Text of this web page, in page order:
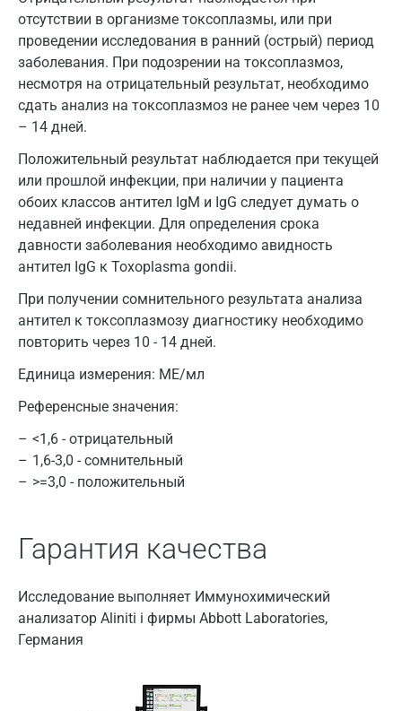
отсутствии в организме токсоплазмы, или при
проведении исследования в ранний (острый) период
заболевания. При подозрении на токсоплазмоз,
несмотря на отрицательный результат, необходимо
сдать анализ на токсоплазмоз не ранее чем через 10
– 14 дней.
Положительный результат наблюдается при текущей
или прошлой инфекции, при наличии у пациента
обоих классов антител IgM и IgG следует думать о
недавней инфекции. Для определения срока
давности заболевания необходимо авидность
антител IgG к Toxoplasma gondii.
При получении сомнительного результата анализа
антител к токсоплазмозу диагностику необходимо
повторить через 10 - 14 дней.
Единица измерения: МЕ/мл
Референсные значения:
<1,6 - отрицательный
1,6-3,0 - сомнительный
>=3,0 - положительный
Гарантия качества
Исследование выполняет Иммунохимический
анализатор Aliniti i фирмы Abbott Laboratories,
Германия
Москва
Санкт-Петербург
Нижний Новгород
Казань
Альметьевск
Апрелевка
Армавир
Балашиха
Брянск